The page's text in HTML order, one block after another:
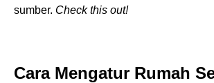
sumber. Check this out!
Cara Mengatur Rumah